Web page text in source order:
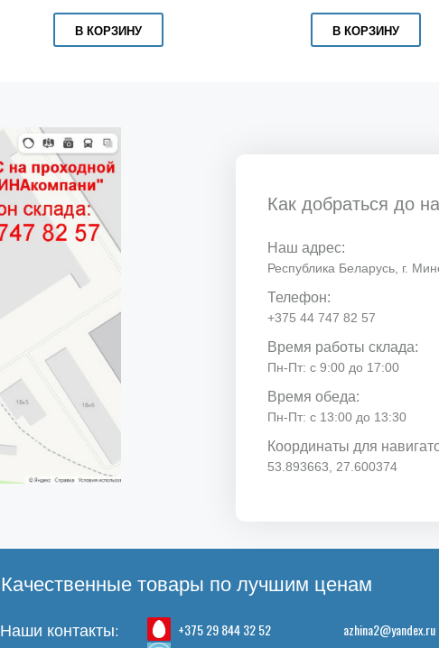
В КОРЗИНУ В КОРЗИНУ
Как добраться до
Наш адрес:
Республика Беларусь, г.
Телефон:
+375 44 747 82 57
Время работы склада:
Пн-Пт: с 9:00 до 17:00
Время обеда:
Пн-Пт: с 13:00 до 13:30
Координаты для
53.893663, 27.600374
Качественные товары по лучшим ценам
Наши контакты:
+375 29 844 32 52
azhina2@yandex.ru